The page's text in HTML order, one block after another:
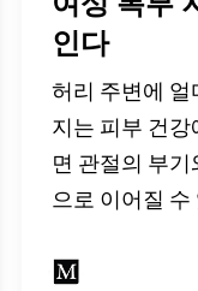
인다
허리 주변에 얼
지는 피부 건
면 관절의 부
으로 이어질 수